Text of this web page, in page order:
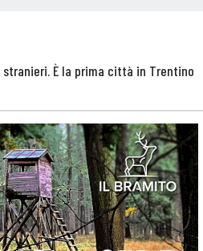
È la prima città in Trentino